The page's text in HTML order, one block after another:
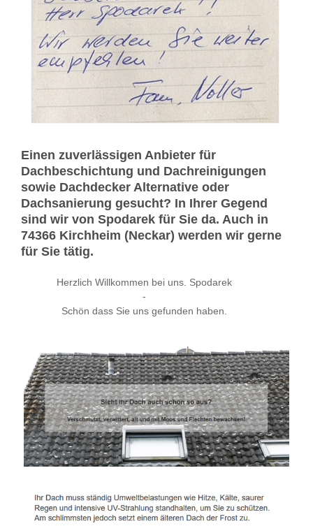
Einen zuverlässigen Anbieter für
Dachbeschichtung und Dachreinigungen
sowie Dachdecker Alternative oder
Dachsanierung gesucht? In Ihrer Gegend
sind wir von Spodarek für Sie da. Auch in
74366 Kirchheim (Neckar) werden wir gerne
für Sie tätig.
Herzlich Willkommen bei uns. Spodarek
-
Schön dass Sie uns gefunden haben.